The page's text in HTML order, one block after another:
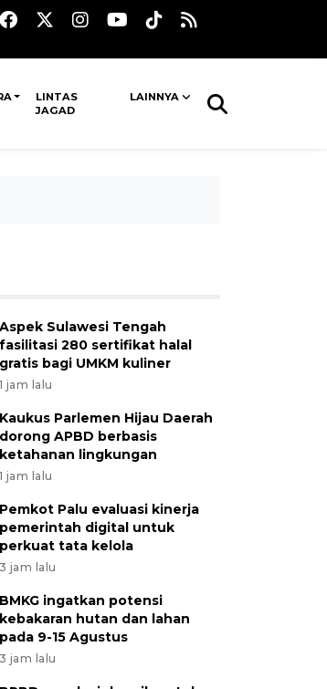
LINTAS
JAGAD
LAINNYA
Aspek Sulawesi Tengah
fasilitasi 280 sertifikat halal
gratis bagi UMKM kuliner
1 jam lalu
Kaukus Parlemen Hijau Daerah
dorong APBD berbasis
ketahanan lingkungan
1 jam lalu
Pemkot Palu evaluasi kinerja
pemerintah digital untuk
perkuat tata kelola
3 jam lalu
BMKG ingatkan potensi
kebakaran hutan dan lahan
pada 9-15 Agustus
3 jam lalu